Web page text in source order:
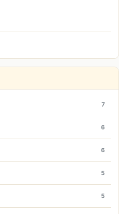
7
6
6
5
5